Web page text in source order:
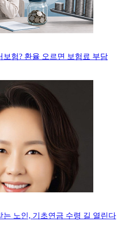
보험? 환율 오르면 보험료 부담
는 노인, 기초연금 수령 길 열린다